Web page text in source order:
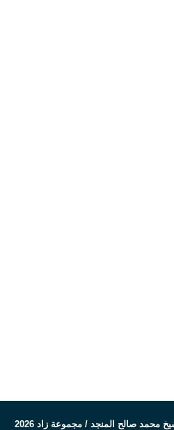
صالح المنجد / مجموعة زاد 2026